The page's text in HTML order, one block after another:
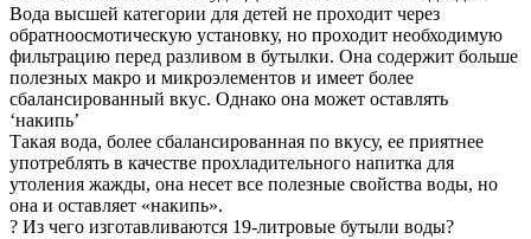
Вода высшей категории для детей не проходит через
обратноосмотическую установку, но проходит необходимую
фильтрацию перед разливом в бутылки. Она содержит больше
полезных макро и микроэлементов и имеет более
сбалансированный вкус. Однако она может оставлять
‘накипь’
Такая вода, более сбалансированная по вкусу, ее приятнее
употреблять в качестве прохладительного напитка для
утоления жажды, она несет все полезные свойства воды, но
она и оставляет «накипь».
? Из чего изготавливаются 19-литровые бутыли воды?